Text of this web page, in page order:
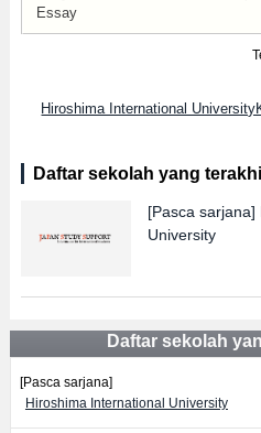
Essay
Hiroshima International
Daftar sekolah yang
[Pasca sarjana]
University
Daftar sekolah
[Pasca sarjana]
Hiroshima International University